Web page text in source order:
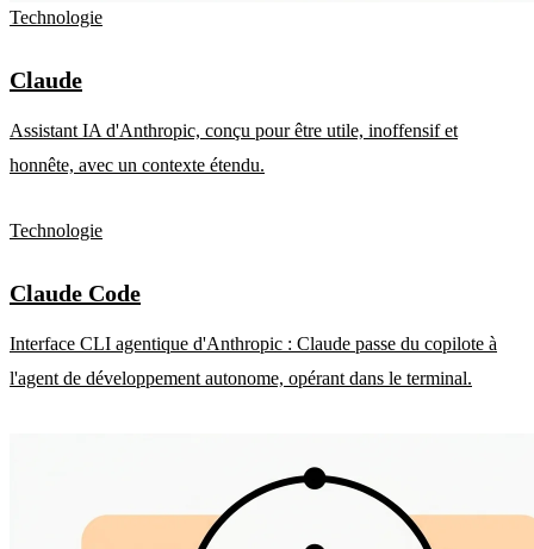
Technologie
Claude
Assistant IA d'Anthropic, conçu pour être utile, inoffensif et
honnête, avec un contexte étendu.
Technologie
Claude Code
Interface CLI agentique d'Anthropic : Claude passe du copilote à
l'agent de développement autonome, opérant dans le terminal.